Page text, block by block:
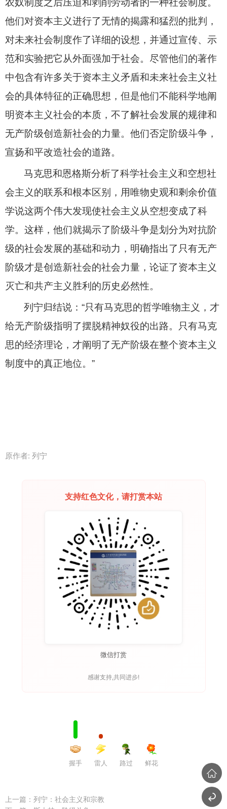
农奴制度之后压迫和剥削劳动者的一种社会制度。
他们对资本主义进行了无情的揭露和猛烈的批判，
对未来社会制度作了详细的设想，并通过宣传、示
范和实验把它从外面强加于社会。尽管他们的著作
中包含有许多关于资本主义矛盾和未来社会主义社
会的具体特征的正确思想，但是他们不能科学地阐
明资本主义社会的本质，不了解社会发展的规律和
无产阶级创造新社会的力量。他们否定阶级斗争，
宣扬和平改造社会的道路。
马克思和恩格斯分析了科学社会主义和空想社
会主义的联系和根本区别，用唯物史观和剩余价值
学说这两个伟大发现使社会主义从空想变成了科
学。这样，他们就揭示了阶级斗争是划分为对抗阶
级的社会发展的基础和动力，明确指出了只有无产
阶级才是创造新社会的社会力量，论证了资本主义
灭亡和共产主义胜利的历史必然性。
列宁归结说：“只有马克思的哲学唯物主义，才
给无产阶级指明了摆脱精神奴役的出路。只有马克
思的经济理论，才阐明了无产阶级在整个资本主义
制度中的真正地位。”
原作者: 列宁
支持红色文化，请打赏本站
微信打赏
感谢支持,共同进步!
握手 雷人 路过 鲜花
上一篇： 列宁：社会主义和宗教